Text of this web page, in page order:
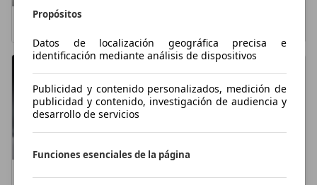
Audi A5 Audi A3
Propósitos
Datos de localización geográfica precisa e
identificación mediante análisis de dispositivos
Publicidad y contenido personalizados, medición de
publicidad y contenido, investigación de audiencia y
desarrollo de servicios
Funciones esenciales de la página